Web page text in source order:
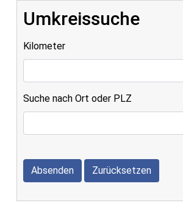
Umkreissuche
Kilometer
Suche nach Ort oder PLZ
Absenden Zurücksetzen